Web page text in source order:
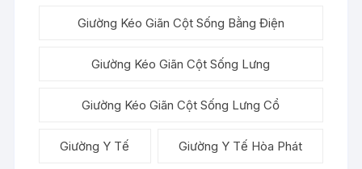
Giường Kéo Giãn Cột Sống Bằng Điện
Giường Kéo Giãn Cột Sống Lưng
Giường Kéo Giãn Cột Sống Lưng Cổ
Giường Y Tế Giường Y Tế Hòa Phát